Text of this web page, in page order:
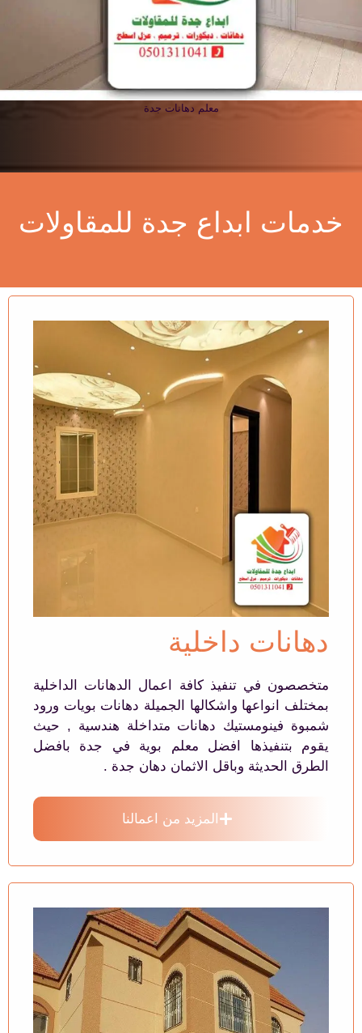
معلم دهانات جدة
خدمات ابداع جدة للمقاولات
دهانات داخلية
متخصصون في تنفيذ كافة اعمال الدهانات الداخلية
بمختلف انواعها واشكالها الجميلة دهانات بويات ورود
شمبوة فينومستيك دهانات متداخلة هندسية , حيث
يقوم بتنفيذها افضل معلم بوية في جدة بافضل
الطرق الحديثة وباقل الاثمان دهان جدة .
المزيد من اعمالنا